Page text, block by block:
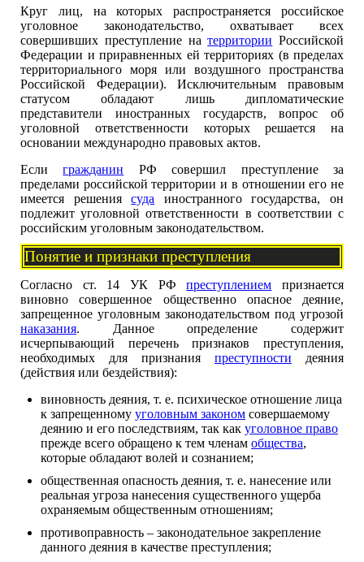
Круг лиц, на которых распространяется российское
уголовное законодательство, охватывает всех
совершивших преступление натерритории Российской
Федерации и приравненных ей территориях (в пределах
территориального моря или воздушного пространства
Российской Федерации). Исключительным правовым
статусом обладают лишь дипломатические
представители иностранных государств, вопрос об
уголовной ответственности которых решается на
основании международно правовых актов.
Еслигражданин РФ совершил преступление за
пределами российской территории и в отношении его не
имеется решениясуда иностранного государства, он
подлежит уголовной ответственности в соответствии с
российским уголовным законодательством.
Понятие и признаки преступления
Согласно ст. 14 УК РФпреступлением признается
виновно совершенное общественно опасное деяние,
запрещенное уголовным законодательством под угрозой
наказания. Данное определение содержит
исчерпывающий перечень признаков преступления,
необходимых для признания преступности деяния
(действия или бездействия):
виновность деяния, т. е. психическое отношение лица
к запрещенному уголовным законом совершаемому
деянию и его последствиям, так как уголовное право
прежде всего обращено к тем членам общества,
которые обладают волей и сознанием;
общественная опасность деяния, т. е. нанесение или
реальная угроза нанесения существенного ущерба
охраняемым общественным отношениям;
противоправность – законодательное закрепление
данного деяния в качестве преступления;